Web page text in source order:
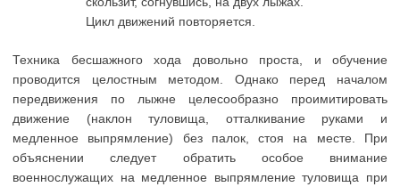
Цикл движений повторяется.
Техника бесшажного хода довольно проста, и обучение
проводится целостным методом. Однако перед началом
передвижения по лыжне целесообразно проимитировать
движение (наклон туловища, отталкивание руками и
медленное выпрямление) без палок, стоя на месте. При
объяснении следует обратить особое внимание
военнослужащих на медленное выпрямление туловища при